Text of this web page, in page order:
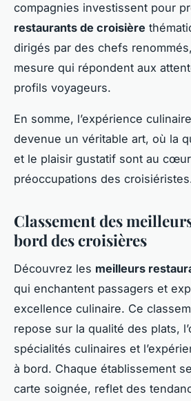
compagnies investissent pour
restaurants de croisière
dirigés par des chefs
mesure qui répondent aux
profils voyageurs.
En somme, l’expérience
devenue un véritable art, où la
et le plaisir gustatif sont au
préoccupations des
Classement des
bord des croisières
Découvrez les meilleurs
qui enchantent passagers et
excellence culinaire. Ce
repose sur la qualité des plats,
spécialités culinaires et
à bord. Chaque établissement
carte soignée, reflet des